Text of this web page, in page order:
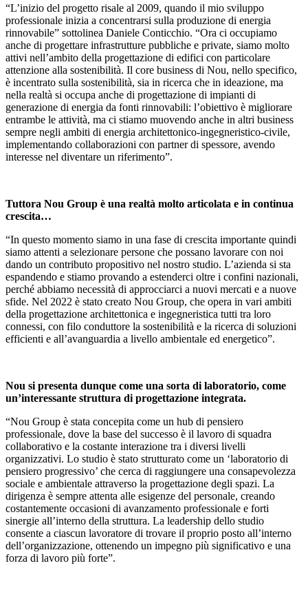
“L’inizio del progetto risale al 2009, quando il mio sviluppo
professionale inizia a concentrarsi sulla produzione di energia
rinnovabile” sottolinea Daniele Conticchio. “Ora ci occupiamo
anche di progettare infrastrutture pubbliche e private, siamo molto
attivi nell’ambito della progettazione di edifici con particolare
attenzione alla sostenibilità. Il core business di Nou, nello specifico,
è incentrato sulla sostenibilità, sia in ricerca che in ideazione, ma
nella realtà si occupa anche di progettazione di impianti di
generazione di energia da fonti rinnovabili: l’obiettivo è migliorare
entrambe le attività, ma ci stiamo muovendo anche in altri business
sempre negli ambiti di energia architettonico-ingegneristico-civile,
implementando collaborazioni con partner di spessore, avendo
interesse nel diventare un riferimento”.
Tuttora Nou Group è una realtà molto articolata e in continua
crescita…
“In questo momento siamo in una fase di crescita importante quindi
siamo attenti a selezionare persone che possano lavorare con noi
dando un contributo propositivo nel nostro studio. L’azienda si sta
espandendo e stiamo provando a estenderci oltre i confini nazionali,
perché abbiamo necessità di approcciarci a nuovi mercati e a nuove
sfide. Nel 2022 è stato creato Nou Group, che opera in vari ambiti
della progettazione architettonica e ingegneristica tutti tra loro
connessi, con filo conduttore la sostenibilità e la ricerca di soluzioni
efficienti e all’avanguardia a livello ambientale ed energetico”.
Nou si presenta dunque come una sorta di laboratorio, come
un’interessante struttura di progettazione integrata.
“Nou Group è stata concepita come un hub di pensiero
professionale, dove la base del successo è il lavoro di squadra
collaborativo e la costante interazione tra i diversi livelli
organizzativi. Lo studio è stato strutturato come un ‘laboratorio di
pensiero progressivo’ che cerca di raggiungere una consapevolezza
sociale e ambientale attraverso la progettazione degli spazi. La
dirigenza è sempre attenta alle esigenze del personale, creando
costantemente occasioni di avanzamento professionale e forti
sinergie all’interno della struttura. La leadership dello studio
consente a ciascun lavoratore di trovare il proprio posto all’interno
dell’organizzazione, ottenendo un impegno più significativo e una
forza di lavoro più forte”.